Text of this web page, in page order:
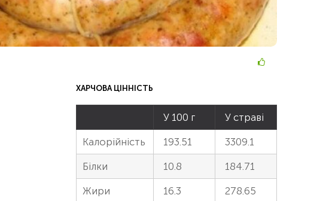
ХАРЧОВА ЦІННІСТЬ
У 100 г У страві
Калорійність 193.51 3309.1
Білки 10.8 184.71
Жири 16.3 278.65